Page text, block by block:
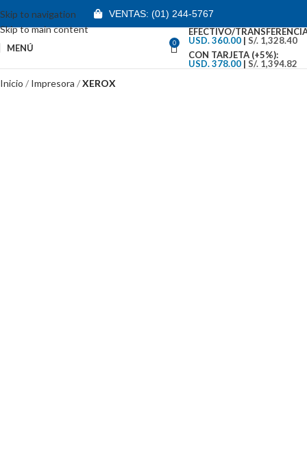
Skip to navigation
Skip to main content
VENTAS: (01) 244-5767
MENÚ 0
EFECTIVO/
USD. 360.00 | S/. 1,328.40
CON TARJETA (+5%):
USD. 378.00 | S/. 1,394.82
Inicio Impresora XEROX